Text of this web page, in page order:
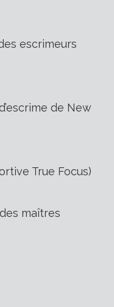
escrimeurs
de New
True Focus)
maîtres